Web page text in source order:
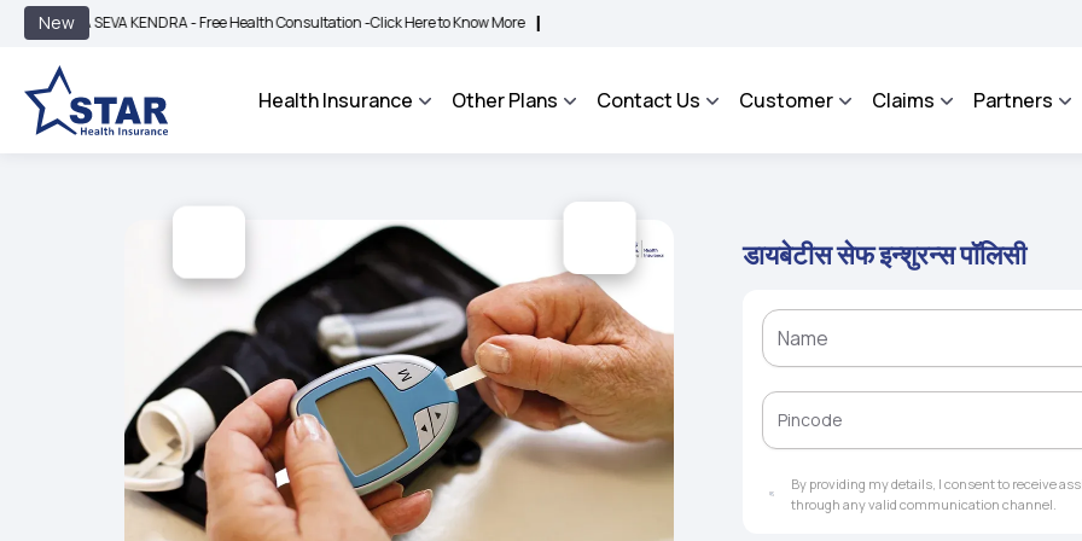
New
SEVA KENDRA - Free Health Consultation -Click Here to Know More | BIMA BHAROSA - An Integrated Grievance Management System to facilitate the
Health Insurance Other Plans Contact Us Customer Claims Partners
डायबेटीस सेफ इन्शुरन्स पॉलिसी
By providing my details, I consent to receive
through any valid communication channel.